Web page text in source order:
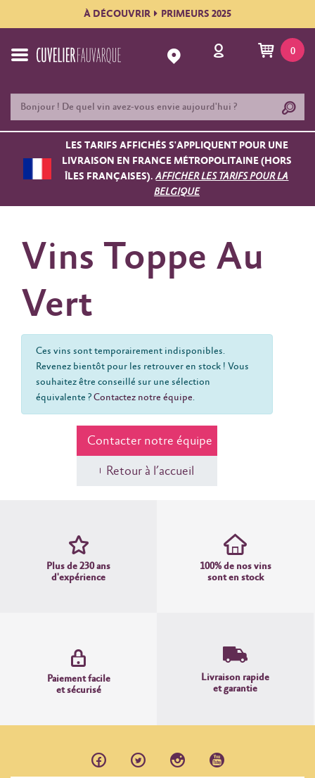
À DÉCOUVRIR PRIMEURS 2025
0
LES TARIFS AFFICHÉS S'APPLIQUENT POUR UNE
LIVRAISON EN FRANCE MÉTROPOLITAINE (HORS
ÎLES FRANÇAISES).AFFICHER LES TARIFS POUR LA
BELGIQUE
Vins Toppe Au
Vert
Ces vins sont temporairement indisponibles.
Revenez bientôt pour les retrouver en stock ! Vous
souhaitez être conseillé sur une sélection
équivalente ?Contactez notre équipe.
Contacter notre équipe
Retour à l’accueil
Plus de 230 ans
d'expérience
100% de nos vins
sont en stock
Paiement facile
et sécurisé
Livraison rapide
et garantie